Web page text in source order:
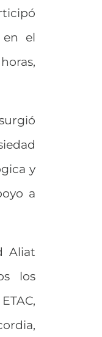
el
y
a
Aliat
los